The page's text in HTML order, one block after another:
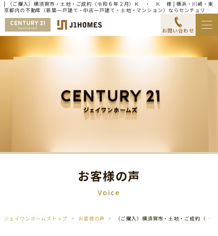
| （ご購入）横須賀市・土地・ご成約（令和６年２月）Ｋ ・ Ｋ 様 | 横浜・川崎・東
京都内の不動産（新築一戸建て・中古一戸建て・土地・マンション）ならセンチュリー
21ジェイワンホームズ
お問い合わせ
お客様の声
Voice
ジェイワンホームズトップ お客様の声 （ご購入）横須賀市・土地・ご成約（令和６年２月）Ｋ ・ Ｋ 様